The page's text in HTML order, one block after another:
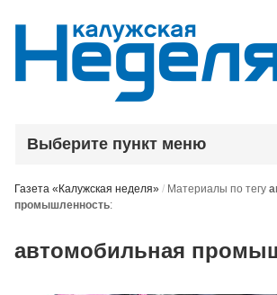
Выберите пункт меню
Газета «Калужская неделя» / Материалы по тегу
промышленность:
автомобильная